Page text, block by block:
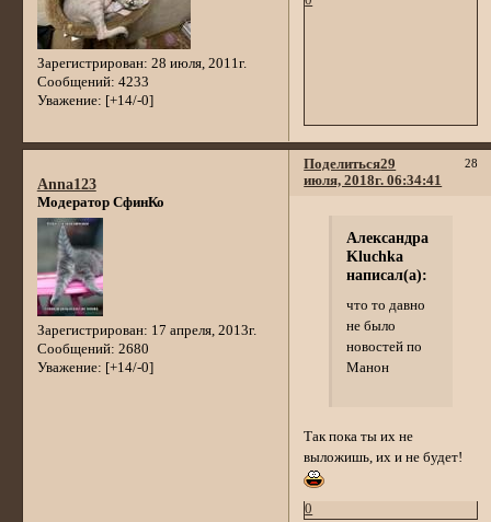
Зарегистрирован: 28 июля, 2011г.
Сообщений: 4233
Уважение: [+14/-0]
Поделиться 28
29
июля, 2018г. 06:34:41
Anna123
Модератор СфинКо
Зарегистрирован: 17 апреля, 2013г.
Сообщений: 2680
Уважение: [+14/-0]
Александра
Kluchka
написал(а):
что то давно
не было
новостей по
Манон
Так пока ты их не
выложишь, их и не будет!
0